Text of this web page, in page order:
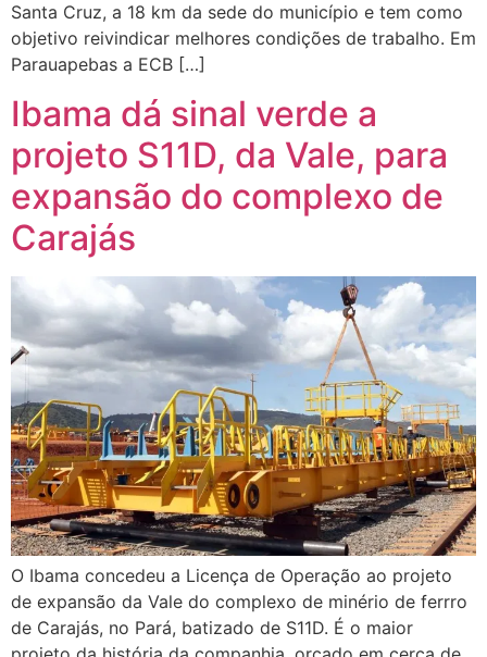
Santa Cruz, a 18 km da sede do município e tem como
objetivo reivindicar melhores condições de trabalho. Em
Parauapebas a ECB […]
Ibama dá sinal verde a
projeto S11D, da Vale, para
expansão do complexo de
Carajás
O Ibama concedeu a Licença de Operação ao projeto
de expansão da Vale do complexo de minério de ferrro
de Carajás, no Pará, batizado de S11D. É o maior